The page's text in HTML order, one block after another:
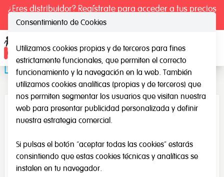
¿Eres distribuidor? Regístrate para acceder a tus precios
exclusivos.
Dados gigantes foam
Consentimiento de Cookies
Utilizamos cookies propias y de terceros para fines
estrictamente funcionales, que permiten el correcto
funcionamiento y la navegación en la web. También
utilizamos cookies analíticas (propias y de terceros) que
nos permiten segmentar los usuarios que visitan nuestra
web para presentar publicidad personalizada y definir
nuestra estrategia comercial.
Si pulsas el botón “aceptar todas las cookies” estarás
consintiendo que estas cookies técnicas y analíticas se
instalen en tu navegador.